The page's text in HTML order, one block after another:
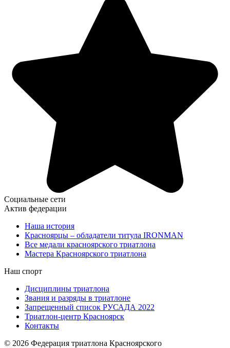
Социальные сети
Актив федерации
Наша история
Красноярцы – обладатели титула IRONMAN
Все медали красноярского триатлона
Мастера Красноярского триатлона
Наш спорт
Дисциплины триатлона
Звания и разряды в триатлоне
Запрещенный список РУСАДА 2022
Триатлон-центр Красноярск
Контакты
© 2026 Федерация триатлона Красноярского